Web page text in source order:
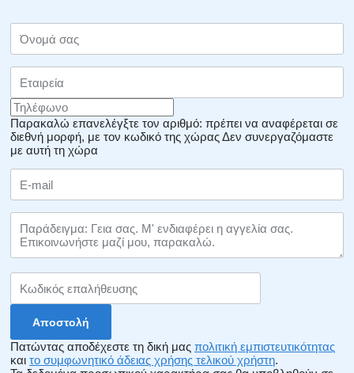
Παρακαλώ επανελέγξτε τον αριθμό: πρέπει να αναφέρεται σε
διεθνή μορφή, με τον κωδικό της χώραςΔεν συνεργαζόμαστε
με αυτή τη χώρα
Πατώντας αποδέχεστε τη δική μας πολιτική εμπιστευτικότητας
και το συμφωνητικό άδειας χρήσης τελικού χρήστη.